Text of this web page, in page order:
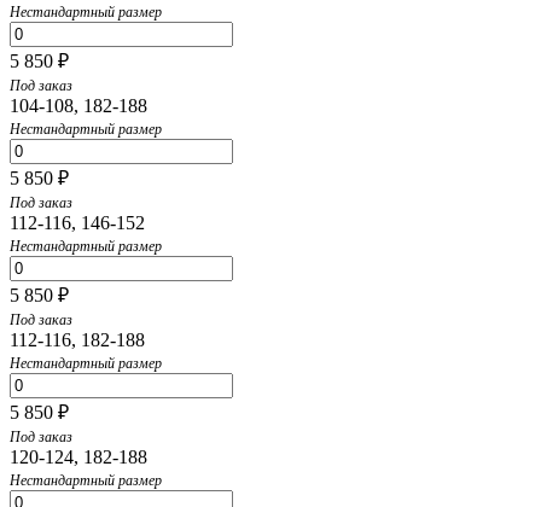
Нестандартный размер
5 850 ₽
Под заказ
104-108, 182-188
Нестандартный размер
5 850 ₽
Под заказ
112-116, 146-152
Нестандартный размер
5 850 ₽
Под заказ
112-116, 182-188
Нестандартный размер
5 850 ₽
Под заказ
120-124, 182-188
Нестандартный размер